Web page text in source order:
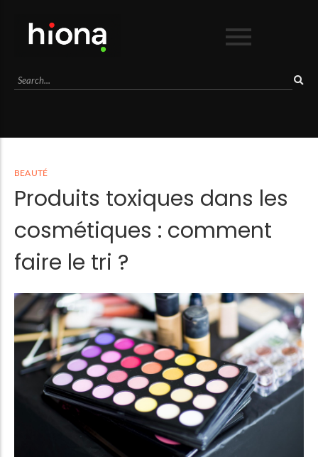
Business
Sport
Voyage
BEAUTÉ
Produits toxiques dans les
cosmétiques : comment
faire le tri ?